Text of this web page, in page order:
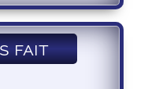
fait